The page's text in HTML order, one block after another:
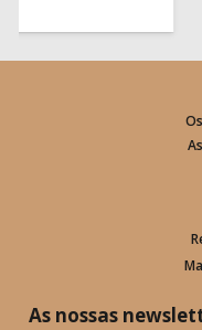
As nossas